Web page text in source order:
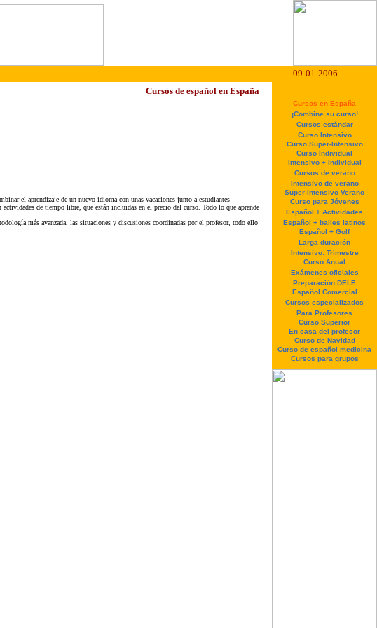
09-01-2006
Cursos de español en España
el aprendizaje de un nuevo idioma con unas vacaciones junto a estudiantes
de tiempo libre, que están incluidas en el precio del curso. Todo lo que aprende
más avanzada, las situaciones y discusiones coordinadas por el profesor, todo ello
Cursos en España
¡Combine su curso!
Cursos estándar
Curso Intensivo
Curso Super-Intensivo
Curso Individual
Intensivo + Individual
Cursos de verano
Intensivo de verano
Super-intensivo Verano
Curso para Jóvenes
Español + Actividades
Español + bailes latinos
Español + Golf
Larga duración
Intensivo: Trimestre
Curso Anual
Exámenes oficiales
Preparación DELE
Español Comercial
Cursos especializados
Para Profesores
Curso Superior
En casa del profesor
Curso de Navidad
Curso de español medicina
Cursos para grupos